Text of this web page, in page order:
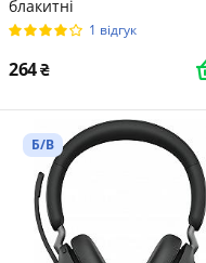
блакитні
1 відгук
264
Б/В